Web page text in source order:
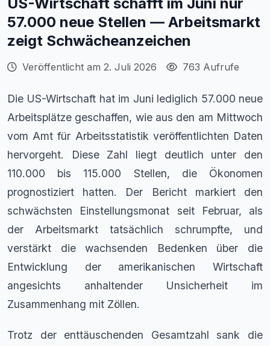
57.000 neue Stellen — Arbeitsmarkt
zeigt Schwächeanzeichen
Veröffentlicht am 2. Juli 2026 763 Aufrufe
Die US-Wirtschaft hat im Juni lediglich 57.000 neue
Arbeitsplätze geschaffen, wie aus den am Mittwoch
vom Amt für Arbeitsstatistik veröffentlichten Daten
hervorgeht. Diese Zahl liegt deutlich unter den
110.000 bis 115.000 Stellen, die Ökonomen
prognostiziert hatten. Der Bericht markiert den
schwächsten Einstellungsmonat seit Februar, als
der Arbeitsmarkt tatsächlich schrumpfte, und
verstärkt die wachsenden Bedenken über die
Entwicklung der amerikanischen Wirtschaft
angesichts anhaltender Unsicherheit im
Zusammenhang mit Zöllen.
Trotz der enttäuschenden Gesamtzahl sank die